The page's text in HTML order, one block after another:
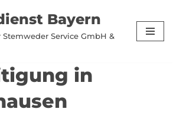
Bayern
Stemweder Service GmbH &
in